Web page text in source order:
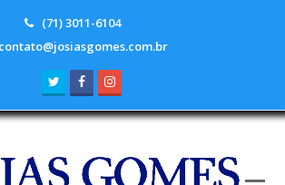
(71) 3011-6104
contato@josiasgomes.com.br
TwitterFacebook